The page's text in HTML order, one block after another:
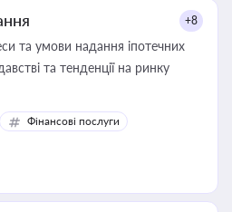
+8
та умови надання іпотечних
та тенденції на ринку
Фінансові послуги